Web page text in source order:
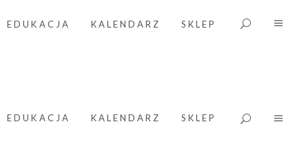
EDUKACJA KALENDARZ SKLEP
EDUKACJA KALENDARZ SKLEP